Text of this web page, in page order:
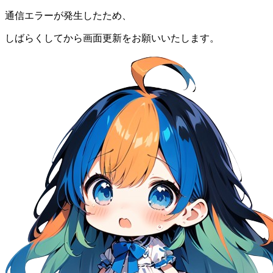
通信エラーが発生したため、
しばらくしてから画面更新をお願いいたします。